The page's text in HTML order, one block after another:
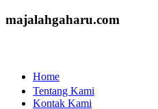
majalahgaharu.com
Home
Tentang Kami
Kontak Kami